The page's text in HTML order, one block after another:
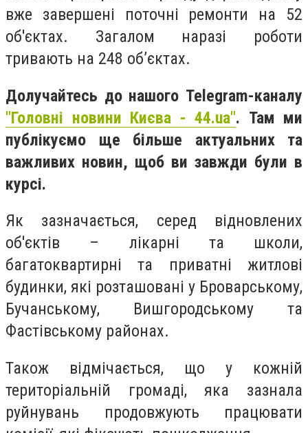
вже завершені поточні ремонти на 52
об'єктах. Загалом наразі роботи
тривають на 248 об’єктах.
Долучайтесь до нашого Telegram-каналу
"Головні новини Києва - 44.ua". Там ми
публікуємо ще більше актуальних та
важливих новин, щоб ви завжди були в
курсі.
Як зазначається, серед відновлених
об'єктів – лікарні та школи,
багатоквартирні та приватні житлові
будинки, які розташовані у Броварському,
Бучанському, Вишгородському та
Фастівському районах.
Також відмічається, що у кожній
територіальній громаді, яка зазнала
руйнувань продовжують працювати